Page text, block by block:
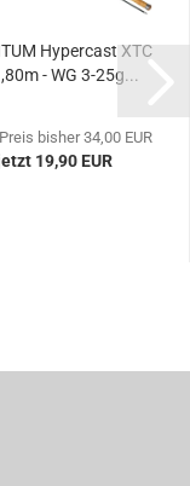
Hypercast XTC
- WG 3-25g...
bisher 34,00 EUR
19,90 EUR